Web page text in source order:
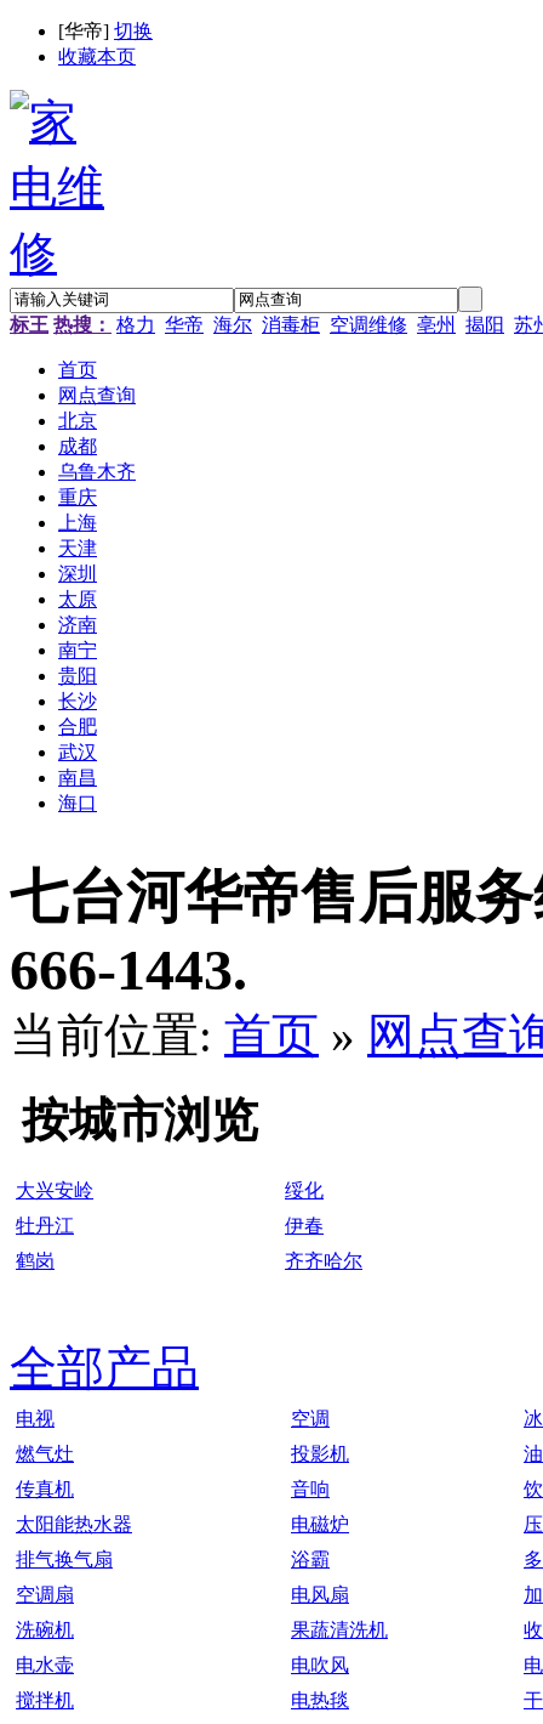
[华帝] 切换
收藏本页
标王 热搜： 格力 华帝 海尔 消毒柜 空调维修 亳州 揭阳 苏
首页
网点查询
北京
成都
乌鲁木齐
重庆
上海
天津
深圳
太原
济南
南宁
贵阳
长沙
合肥
武汉
南昌
海口
七台河华帝售后服
666-1443.
当前位置: 首页 » 网点查
按城市浏览
大兴安岭
绥化
牡丹江
伊春
鹤岗
齐齐哈尔
全部产品
电视 空调
燃气灶
投影机
传真机
音响
太阳能热水器
电磁炉
排气换气扇
浴霸
空调扇
电风扇
洗碗机
果蔬清洗机
电水壶
电吹风
搅拌机
电热毯